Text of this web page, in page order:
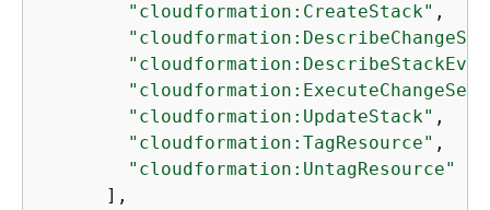
"cloudformation:CreateStack" ,
"cloudformation:ExecuteChangeSet"
"cloudformation:UpdateStack" ,
"cloudformation:TagResource" ,
"cloudformation:UntagResource"
      ],